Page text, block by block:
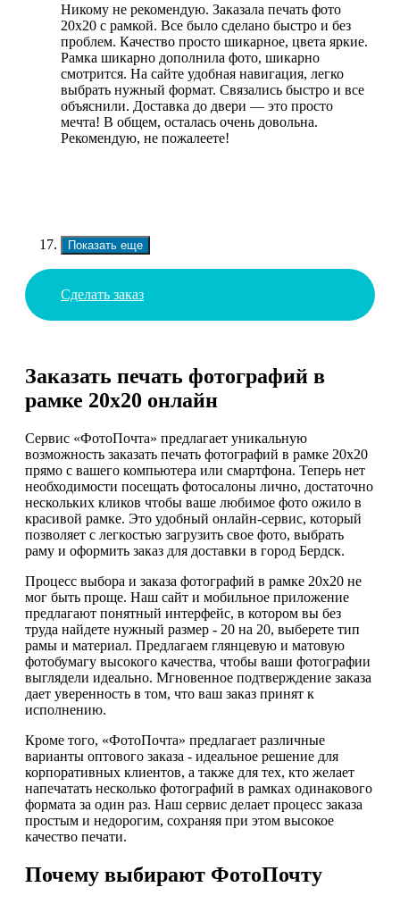
Никому не рекомендую. Заказала печать фото
20х20 с рамкой. Все было сделано быстро и без
проблем. Качество просто шикарное, цвета яркие.
Рамка шикарно дополнила фото, шикарно
смотрится. На сайте удобная навигация, легко
выбрать нужный формат. Связались быстро и все
объяснили. Доставка до двери — это просто
мечта! В общем, осталась очень довольна.
Рекомендую, не пожалеете!
Показать еще
Сделать заказ
Заказать печать фотографий в
рамке 20х20 онлайн
Сервис «ФотоПочта» предлагает уникальную
возможность заказать печать фотографий в рамке 20х20
прямо с вашего компьютера или смартфона. Теперь нет
необходимости посещать фотосалоны лично, достаточно
нескольких кликов чтобы ваше любимое фото ожило в
красивой рамке. Это удобный онлайн-сервис, который
позволяет с легкостью загрузить свое фото, выбрать
раму и оформить заказ для доставки в город Бердск.
Процесс выбора и заказа фотографий в рамке 20х20 не
мог быть проще. Наш сайт и мобильное приложение
предлагают понятный интерфейс, в котором вы без
труда найдете нужный размер - 20 на 20, выберете тип
рамы и материал. Предлагаем глянцевую и матовую
фотобумагу высокого качества, чтобы ваши фотографии
выглядели идеально. Мгновенное подтверждение заказа
дает уверенность в том, что ваш заказ принят к
исполнению.
Кроме того, «ФотоПочта» предлагает различные
варианты оптового заказа - идеальное решение для
корпоративных клиентов, а также для тех, кто желает
напечатать несколько фотографий в рамках одинакового
формата за один раз. Наш сервис делает процесс заказа
простым и недорогим, сохраняя при этом высокое
качество печати.
Почему выбирают ФотоПочту